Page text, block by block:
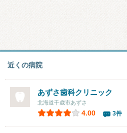
近くの病院
あずさ歯科クリニック
北海道千歳市あずさ
4.00 3件